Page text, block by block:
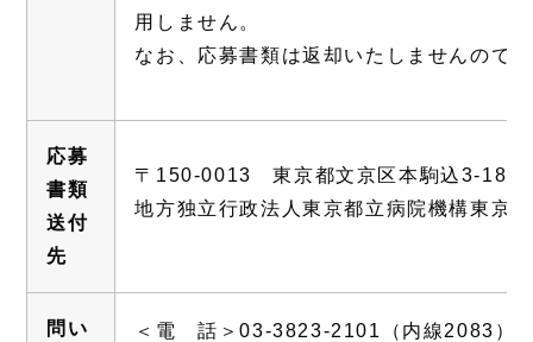
用しません。
なお、応募書類は返却いたしませんので
応募
書類
送付
先
〒150-0013 東京都文京区本駒込3-18-
地方独立行政法人東京都立病院機構東京
問い
＜電 話＞03-3823-2101（内線2083）